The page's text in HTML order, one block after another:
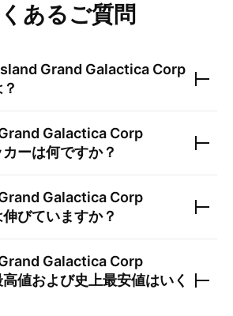
あるご質問
Grand Galactica Corp
Galactica Corp
ーは何ですか？
Galactica Corp
びていますか？
Galactica Corp
値および史上最安値はいく